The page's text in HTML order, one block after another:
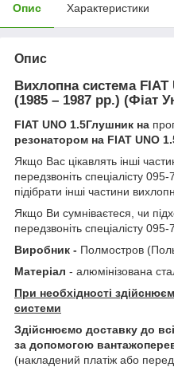
Опис Характеристики
Опис
Вихлопна система FIAT
(1985 – 1987 рр.) (Фіат
FIAT UNO 1.5Глушник на
резонатором на FIAT UNO
Якщо Вас цікавлять інші
передзвоніть спеціалісту
підібрати інші частини
Якщо Ви сумніваєтеся, чи
передзвоніть спеціалісту
Виробник - Полмостров
Матеріал - алюмінізована
При необхідності
системи
Здійснюємо доставку до
за допомогою
(накладений платіж або